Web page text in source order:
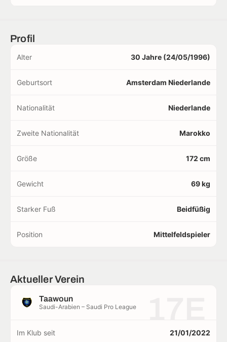
Profil
Alter 30 Jahre (24/05/1996)
Geburtsort Amsterdam Niederlande
Nationalität Niederlande
Zweite Nationalität Marokko
Größe 172 cm
Gewicht 69 kg
Starker Fuß Beidfüßig
Position Mittelfeldspieler
Aktueller Verein
Taawoun
Saudi-Arabien – Saudi Pro League
Im Klub seit 21/01/2022